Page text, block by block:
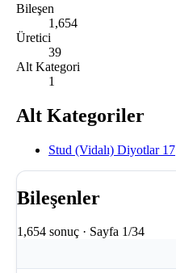
Bileşen
1,654
Üretici
39
Alt Kategori
1
Alt Kategoriler
Stud (Vidalı) Diyotlar 17
Bileşenler
1,654 sonuç · Sayfa 1/34